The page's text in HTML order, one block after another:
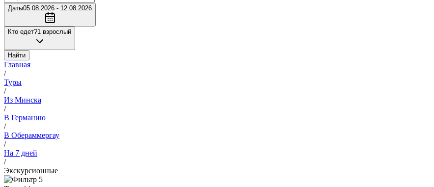
Даты05.08.2026 - 12.08.2026
Кто едет?1 взрослый
Найти
Главная
/
Туры
/
Из Минска
/
В Германию
/
В Обераммергау
/
На 7 дней
/
Экскурсионные
5